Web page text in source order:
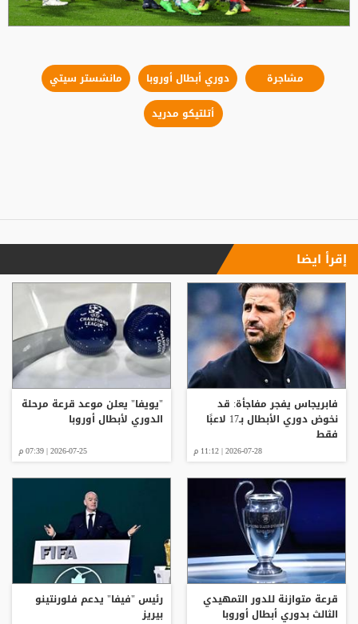
مشاجرة دوري أبطال أوروبا
مانشستر سيتي
أتلتيكو مدريد
إقرأ ايضا
فابريجاس يفجر مفاجأة: قد
نخوض دوري الأبطال بـ17 لاعبًا
فقط
2026-07-28 | 11:12 م
"يويفا" يعلن موعد قرعة مرحلة
الدوري لأبطال أوروبا
2026-07-25 | 07:39 م
قرعة متوازنة للدور التمهيدي
الثالث بدوري أبطال أوروبا
رئيس "فيفا" يدعم فلورنتينو
بيريز